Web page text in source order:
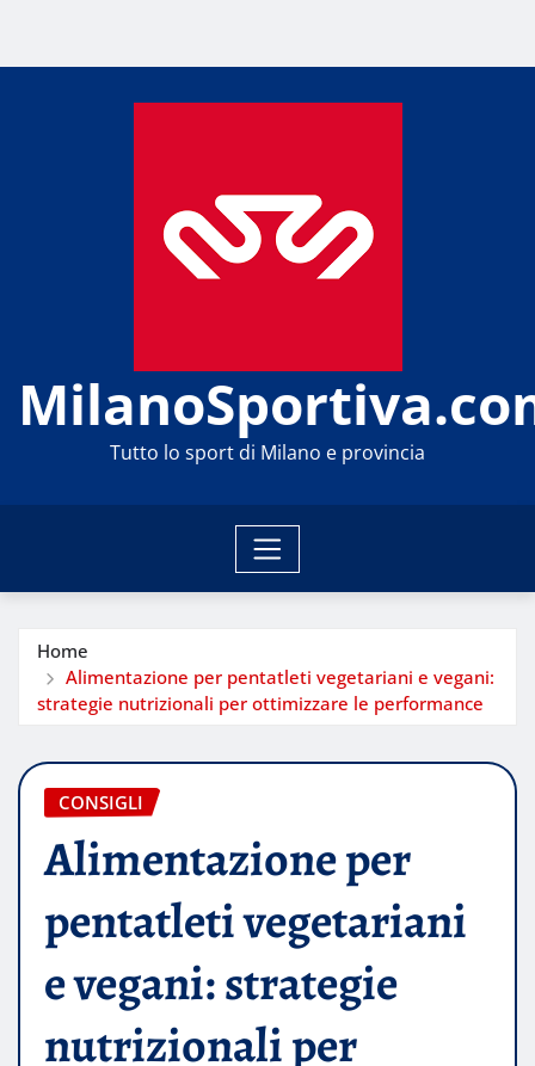
Tutto lo sport di Milano e provincia
Home
Alimentazione per pentatleti vegetariani e vegani:
strategie nutrizionali per ottimizzare le performance
CONSIGLI
Alimentazione per
pentatleti vegetariani
e vegani: strategie
nutrizionali per